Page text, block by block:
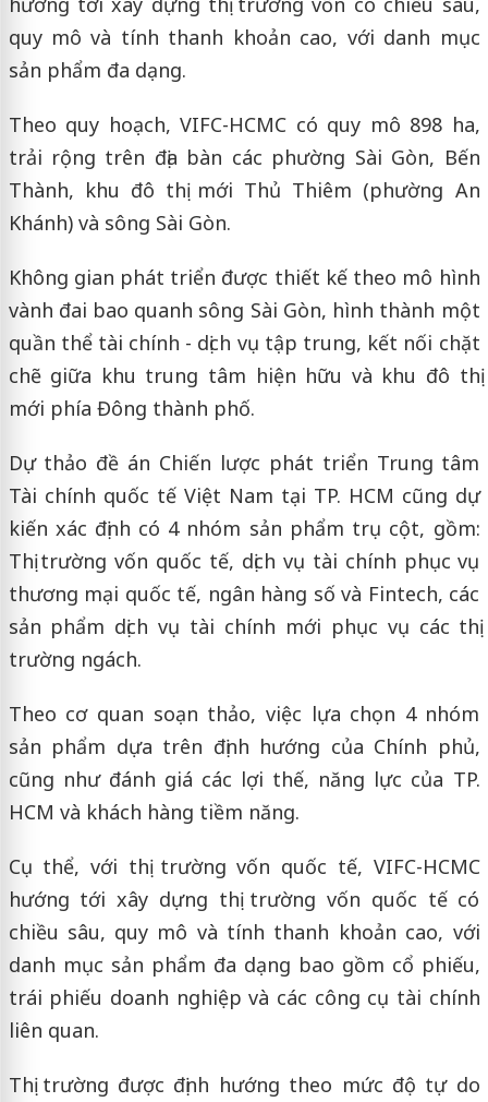
quy mô và tính thanh khoản cao, với danh mục
sản phẩm đa dạng.
Theo quy hoạch, VIFC-HCMC có quy mô 898 ha,
trải rộng trên địa bàn các phường Sài Gòn, Bến
Thành, khu đô thị mới Thủ Thiêm (phường An
Khánh) và sông Sài Gòn.
Không gian phát triển được thiết kế theo mô hình
vành đai bao quanh sông Sài Gòn, hình thành một
quần thể tài chính - dịch vụ tập trung, kết nối chặt
chẽ giữa khu trung tâm hiện hữu và khu đô thị
mới phía Đông thành phố.
Dự thảo đề án Chiến lược phát triển Trung tâm
Tài chính quốc tế Việt Nam tại TP. HCM cũng dự
kiến xác định có 4 nhóm sản phẩm trụ cột, gồm:
Thị trường vốn quốc tế, dịch vụ tài chính phục vụ
thương mại quốc tế, ngân hàng số và Fintech, các
sản phẩm dịch vụ tài chính mới phục vụ các thị
trường ngách.
Theo cơ quan soạn thảo, việc lựa chọn 4 nhóm
sản phẩm dựa trên định hướng của Chính phủ,
cũng như đánh giá các lợi thế, năng lực của TP.
HCM và khách hàng tiềm năng.
Cụ thể, với thị trường vốn quốc tế, VIFC-HCMC
hướng tới xây dựng thị trường vốn quốc tế có
chiều sâu, quy mô và tính thanh khoản cao, với
danh mục sản phẩm đa dạng bao gồm cổ phiếu,
trái phiếu doanh nghiệp và các công cụ tài chính
liên quan.
Thị trường được định hướng theo mức độ tự do